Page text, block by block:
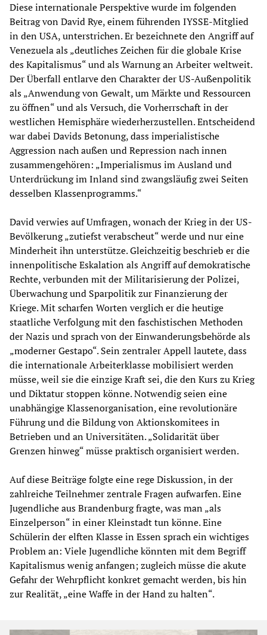
Diese internationale Perspektive wurde im folgenden
Beitrag von David Rye, einem führenden IYSSE-Mitglied
in den USA, unterstrichen. Er bezeichnete den Angriff auf
Venezuela als „deutliches Zeichen für die globale Krise
des Kapitalismus“ und als Warnung an Arbeiter weltweit.
Der Überfall entlarve den Charakter der US-Außenpolitik
als „Anwendung von Gewalt, um Märkte und Ressourcen
zu öffnen“ und als Versuch, die Vorherrschaft in der
westlichen Hemisphäre wiederherzustellen. Entscheidend
war dabei Davids Betonung, dass imperialistische
Aggression nach außen und Repression nach innen
zusammengehören: „Imperialismus im Ausland und
Unterdrückung im Inland sind zwangsläufig zwei Seiten
desselben Klassenprogramms.“
David verwies auf Umfragen, wonach der Krieg in der US-
Bevölkerung „zutiefst verabscheut“ werde und nur eine
Minderheit ihn unterstütze. Gleichzeitig beschrieb er die
innenpolitische Eskalation als Angriff auf demokratische
Rechte, verbunden mit der Militarisierung der Polizei,
Überwachung und Sparpolitik zur Finanzierung der
Kriege. Mit scharfen Worten verglich er die heutige
staatliche Verfolgung mit den faschistischen Methoden
der Nazis und sprach von der Einwanderungsbehörde als
„moderner Gestapo“. Sein zentraler Appell lautete, dass
die internationale Arbeiterklasse mobilisiert werden
müsse, weil sie die einzige Kraft sei, die den Kurs zu Krieg
und Diktatur stoppen könne. Notwendig seien eine
unabhängige Klassenorganisation, eine revolutionäre
Führung und die Bildung von Aktionskomitees in
Betrieben und an Universitäten. „Solidarität über
Grenzen hinweg“ müsse praktisch organisiert werden.
Auf diese Beiträge folgte eine rege Diskussion, in der
zahlreiche Teilnehmer zentrale Fragen aufwarfen. Eine
Jugendliche aus Brandenburg fragte, was man „als
Einzelperson“ in einer Kleinstadt tun könne. Eine
Schülerin der elften Klasse in Essen sprach ein wichtiges
Problem an: Viele Jugendliche könnten mit dem Begriff
Kapitalismus wenig anfangen; zugleich müsse die akute
Gefahr der Wehrpflicht konkret gemacht werden, bis hin
zur Realität, „eine Waffe in der Hand zu halten“.